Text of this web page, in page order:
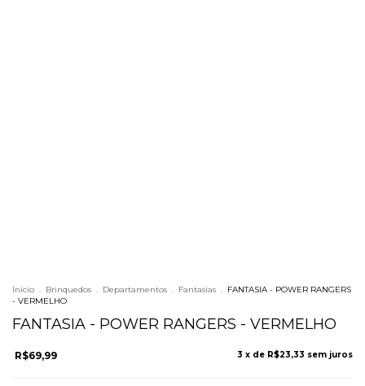
Início . Brinquedos . Departamentos . Fantasias . FANTASIA - POWER RANGERS
- VERMELHO
FANTASIA - POWER RANGERS - VERMELHO
R$69,99 3 x de R$23,33 sem juros